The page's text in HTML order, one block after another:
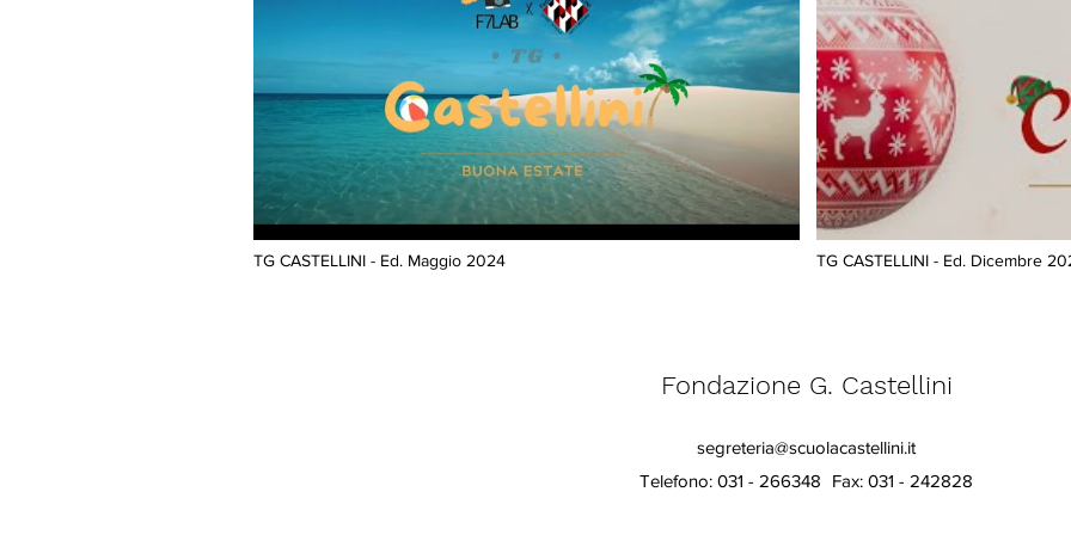
TG CASTELLINI - Ed. Maggio 2024 TG CASTELLINI - Ed. Dicembre
Fondazione G. Castellini
segreteria@scuolacastellini.it
Telefono: 031 - 266348
Fax: 031 - 242828